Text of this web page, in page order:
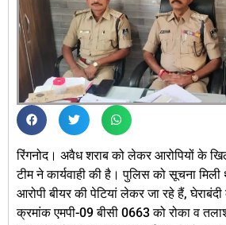
रिंगनोद। अवैध शराब को लेकर आरोपियों के
टीम ने कार्यवाही की है। पुलिस को सूचना
आरोपी बीयर की पेटियां लेकर जा रहे हैं,
क्रमांक एमपी-09 बीसी 0663 को रोका व